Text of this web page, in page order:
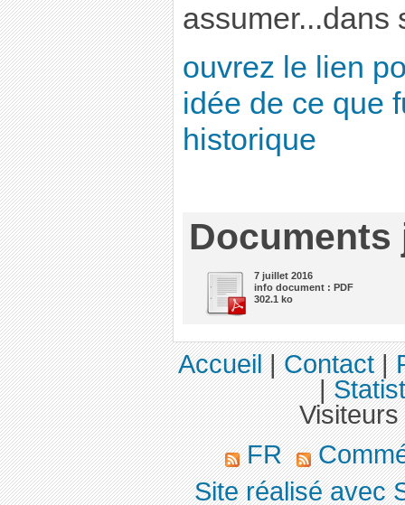
assumer...dans
ouvrez le lien
idée de ce que
historique
Documents
7 juillet 2016
info document : PDF
302.1 ko
Accueil|Contact|
|
FR
Site réalisé avec